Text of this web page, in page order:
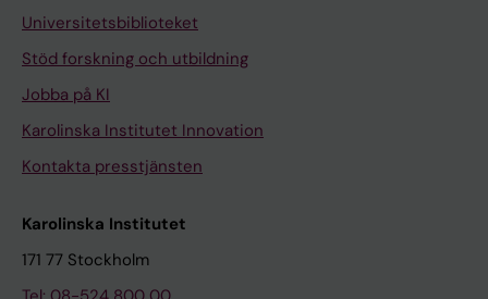
Universitetsbiblioteket
Stöd forskning och utbildning
Jobba på KI
Karolinska Institutet Innovation
Kontakta presstjänsten
Karolinska Institutet
171 77 Stockholm